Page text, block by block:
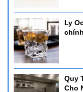
Ly
Quy
Cho